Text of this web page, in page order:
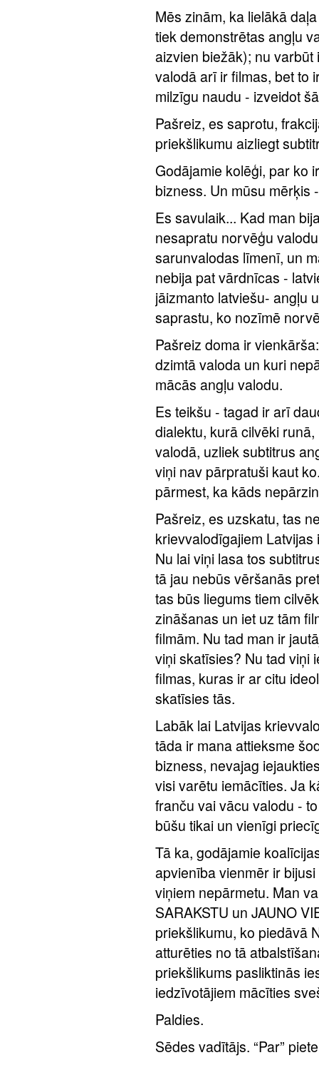
Mēs zinām, ka lielākā
tiek demonstrētas angļu
aizvien biežāk); nu
valodā arī ir filmas, bet to
milzīgu naudu - izveidot
Pašreiz, es saprotu,
priekšlikumu aizliegt
Godājamie kolēģi, par ko
bizness. Un mūsu mērķis
Es savulaik... Kad man
nesapratu norvēģu
sarunvalodas līmenī, un
nebija pat vārdnīcas -
jāizmanto latviešu- angļu
saprastu, ko nozīmē
Pašreiz doma ir
dzimtā valoda un kuri
mācās angļu valodu.
Es teikšu - tagad ir arī
dialektu, kurā cilvēki
valodā, uzliek subtitrus
viņi nav pārpratuši kaut
pārmest, ka kāds
Pašreiz, es uzskatu, tas
krievvalodīgajiem
Nu lai viņi lasa tos
tā jau nebūs vēršanās
tas būs liegums tiem
zināšanas un iet uz tām
filmām. Nu tad man ir
viņi skatīsies? Nu tad viņi
filmas, kuras ir ar citu
skatīsies tās.
Labāk lai Latvijas
tāda ir mana attieksme
bizness, nevajag
visi varētu iemācīties. Ja
franču vai vācu valodu -
būšu tikai un vienīgi
Tā ka, godājamie
apvienība vienmēr ir
viņiem nepārmetu. Man
SARAKSTU un JAUNO
priekšlikumu, ko piedāvā
atturēties no tā
priekšlikums pasliktinās
iedzīvotājiem mācīties
Paldies.
Sēdes vadītājs. “Par”